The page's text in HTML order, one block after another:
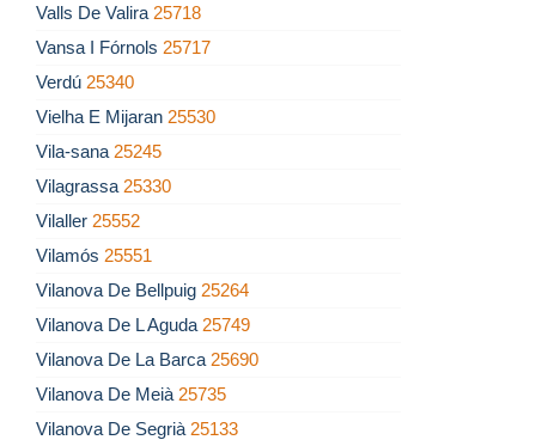
Valls De Valira 25718
Vansa I Fórnols 25717
Verdú 25340
Vielha E Mijaran 25530
Vila-sana 25245
Vilagrassa 25330
Vilaller 25552
Vilamós 25551
Vilanova De Bellpuig 25264
Vilanova De L Aguda 25749
Vilanova De La Barca 25690
Vilanova De Meià 25735
Vilanova De Segrià 25133